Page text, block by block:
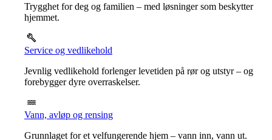
Trygghet for deg og familien – med løsninger som beskytter
hjemmet.
Service og vedlikehold
Jevnlig vedlikehold forlenger levetiden på rør og utstyr – og
forebygger dyre overraskelser.
Vann, avløp og rensing
Grunnlaget for et velfungerende hjem – vann inn, vann ut.